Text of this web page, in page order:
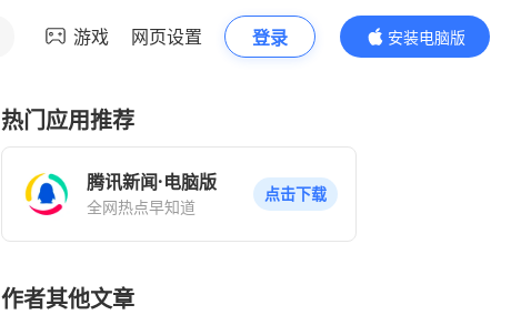
游戏 网页设置 登录
安装电脑版
内容更精彩
热门应用推荐
腾讯新闻·电脑版
全网热点早知道
点击下载
作者其他文章